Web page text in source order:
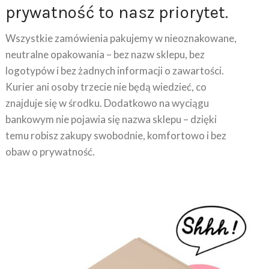
Wszystkie zamówienia pakujemy w nieoznakowane,
neutralne opakowania – bez nazw sklepu, bez
logotypów i bez żadnych informacji o zawartości.
Kurier ani osoby trzecie nie będą wiedzieć, co
znajduje się w środku. Dodatkowo na wyciągu
bankowym nie pojawia się nazwa sklepu – dzięki
temu robisz zakupy swobodnie, komfortowo i bez
obaw o prywatność.